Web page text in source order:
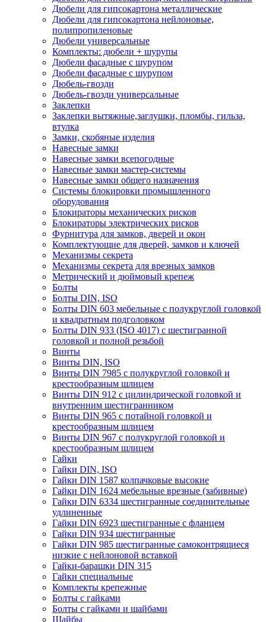
Дюбели для гипсокартона металлические
Дюбели для гипсокартона нейлоновые,
полипропиленовые
Дюбели универсальные
Комплекты: дюбели + шурупы
Дюбели фасадные с шурупом
Дюбели фасадные с шурупом
Дюбель-гвозди
Дюбель-гвозди универсальные
Заклепки
Заклепки вытяжные,заглушки, пломбы, гильза,
втулка
Замки, скобяные изделия
Навесные замки
Навесные замки всепогодные
Навесные замки мастер-системы
Навесные замки общего назначения
Системы блокировки промышленного
оборудования
Блокираторы механических рисков
Блокираторы электрических рисков
Фурнитура для замков, дверей и окон
Комплектующие для дверей, замков и ключей
Механизмы секрета
Механизмы секрета для врезных замков
Метрический и дюймовый крепеж
Болты
Болты DIN, ISO
Болты DIN 603 мебельные с полукруглой головкой
и квадратным подголовком
Болты DIN 933 (ISO 4017) с шестигранной
головкой и полной резьбой
Винты
Винты DIN, ISO
Винты DIN 7985 с полукруглой головкой и
крестообразным шлицем
Винты DIN 912 с цилиндрической головкой и
внутренним шестигранником
Винты DIN 965 с потайной головкой и
крестообразным шлицем
Винты DIN 967 с полукруглой головкой и
крестообразным шлицем
Гайки
Гайки DIN, ISO
Гайки DIN 1587 колпачковые высокие
Гайки DIN 1624 мебельные врезные (забивные)
Гайки DIN 6334 шестигранные соединительные
удлиненные
Гайки DIN 6923 шестигранные с фланцем
Гайки DIN 934 шестигранные
Гайки DIN 985 шестигранные самоконтрящиеся
низкие с нейлоновой вставкой
Гайки-барашки DIN 315
Гайки специальные
Комплекты крепежные
Болты с гайками
Болты с гайками и шайбами
Шайбы